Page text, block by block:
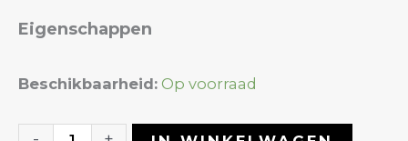
Eigenschappen
Beschikbaarheid: Op voorraad
Waterdecal